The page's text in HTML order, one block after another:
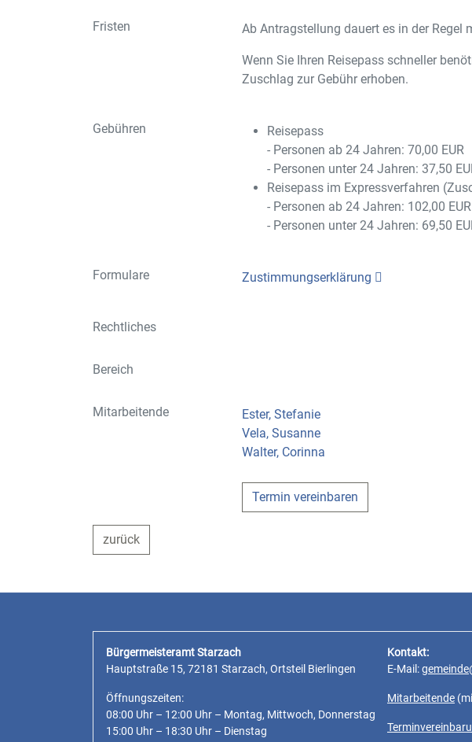
Fristen Ab Antragstellung dauert es in der Regel
Wenn Sie Ihren Reisepass schneller
Zuschlag zur Gebühr erhoben.
Gebühren
Reisepass
- Personen ab 24 Jahren: 70,00 EUR
- Personen unter 24 Jahren: 37,50
Reisepass im Expressverfahren
- Personen ab 24 Jahren: 102,00 EUR
- Personen unter 24 Jahren: 69,50
Formulare Zustimmungserklärung
Rechtliches
Bereich
Mitarbeitende
Ester, Stefanie
Vela, Susanne
Walter, Corinna
Termin vereinbaren
zurück
Bürgermeisteramt Starzach
Hauptstraße 15, 72181 Starzach, Ortsteil Bierlingen
Öffnungszeiten:
08:00 Uhr – 12:00 Uhr – Montag, Mittwoch, Donnerstag
15:00 Uhr – 18:30 Uhr – Dienstag
Kontakt:
E-Mail:
Mitarbeitende